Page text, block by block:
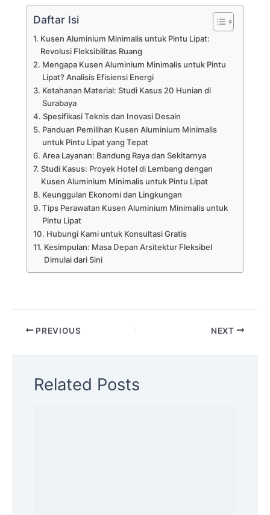
Daftar Isi
Kusen Aluminium Minimalis untuk Pintu Lipat:
Revolusi Fleksibilitas Ruang
Mengapa Kusen Aluminium Minimalis untuk Pintu
Lipat? Analisis Efisiensi Energi
Ketahanan Material: Studi Kasus 20 Hunian di
Surabaya
Spesifikasi Teknis dan Inovasi Desain
Panduan Pemilihan Kusen Aluminium Minimalis
untuk Pintu Lipat yang Tepat
Area Layanan: Bandung Raya dan Sekitarnya
Studi Kasus: Proyek Hotel di Lembang dengan
Kusen Aluminium Minimalis untuk Pintu Lipat
Keunggulan Ekonomi dan Lingkungan
Tips Perawatan Kusen Aluminium Minimalis untuk
Pintu Lipat
Hubungi Kami untuk Konsultasi Gratis
Kesimpulan: Masa Depan Arsitektur Fleksibel
Dimulai dari Sini
PREVIOUS NEXT
Related Posts